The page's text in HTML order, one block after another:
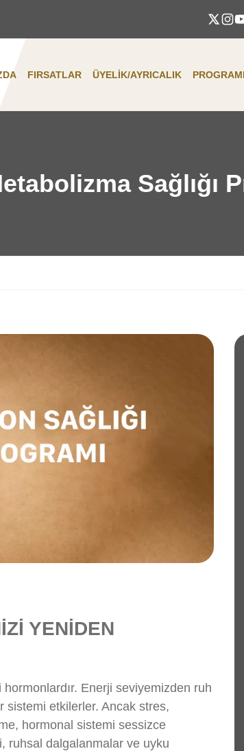
FIRSATLAR ÜYELIK/AYRICALIK
Sağlığı
YENİDEN
Enerji seviyemizden ruh
sistemi etkilerler. Ancak stres,
hormonal sistemi sessizce
ruhsal dalgalanmalar ve uyku